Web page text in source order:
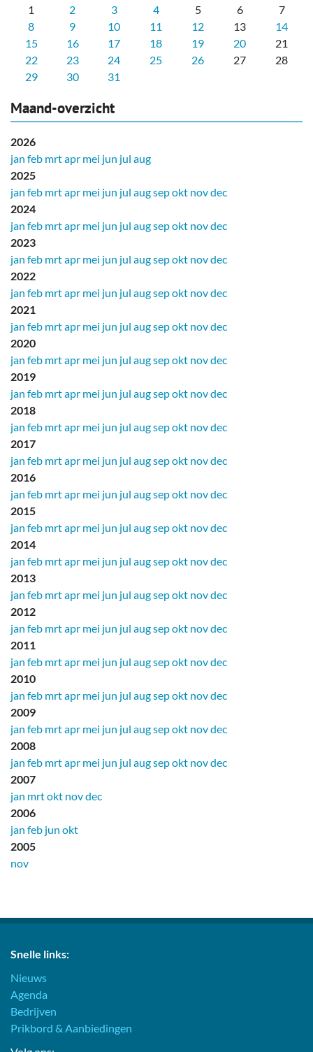
1
2 3 4 5 6
7
8
9 10 11 12 13
14
15
16 17 18 19 20
21
22
23 24 25 26 27
28
29
30 31
Maand-overzicht
2026
jan feb mrtapr mei jun jul aug
2025
jan feb mrtapr mei jun jul augsepokt novdec
2024
jan feb mrtapr mei jun jul augsepokt novdec
2023
jan feb mrtapr mei jun jul augsepokt novdec
2022
jan feb mrtapr mei jun jul augsepokt novdec
2021
jan feb mrtapr mei jun jul augsepokt novdec
2020
jan feb mrtapr mei jun jul augsepokt novdec
2019
jan feb mrtapr mei jun jul augsepokt novdec
2018
jan feb mrtapr mei jun jul augsepokt novdec
2017
jan feb mrtapr mei jun jul augsepokt novdec
2016
jan feb mrtapr mei jun jul augsepokt novdec
2015
jan feb mrtapr mei jun jul augsepokt novdec
2014
jan feb mrtapr mei jun jul augsepokt novdec
2013
jan feb mrtapr mei jun jul augsepokt novdec
2012
jan feb mrtapr mei jun jul augsepokt novdec
2011
jan feb mrtapr mei jun jul augsepokt novdec
2010
jan feb mrtapr mei jun jul augsepokt novdec
2009
jan feb mrtapr mei jun jul augsepokt novdec
2008
jan feb mrtapr mei jun jul augsepokt novdec
2007
jan mrtokt novdec
2006
jan feb jun okt
2005
nov
Snelle links:
Nieuws
Agenda
Bedrijven
Prikbord & Aanbiedingen